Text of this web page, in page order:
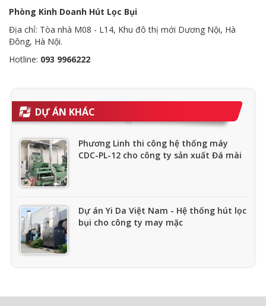
Phòng Kinh Doanh Hút Lọc Bụi
Địa chỉ: Tòa nhà M08 - L14, Khu đô thị mới Dương Nội, Hà
Đông, Hà Nội.
Hotline: 093 9966222
DỰ ÁN KHÁC
Phương Linh thi công hệ thống máy
CDC-PL-12 cho công ty sản xuất Đá mài
Dự án Yi Da Việt Nam - Hệ thống hút lọc
bụi cho công ty may mặc